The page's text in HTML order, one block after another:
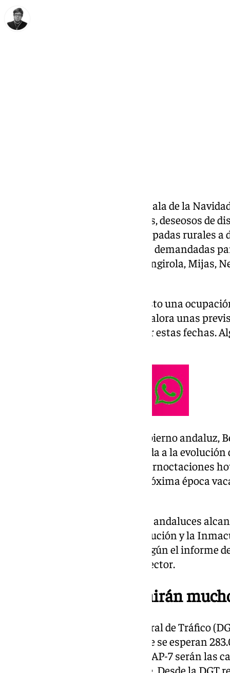
El puente de diciembre, la antesala de la
un aluvión de turistas estos días, deseosos de
actividades navideñas. Las escapadas rurales
o Ronda son algunos de los más demandadas
del Sol en localidades como Fuengirola, Mijas,
La Junta de Andalucía ha previsto una
malagueños, aunque el sector valora unas
bajas que las del año pasado por estas fechas.
El consejero de Turismo del Gobierno andaluz,
previsión para el puente, sumada a la
(con una subida del 5% en las pernoctaciones
hacen ser optimistas para la próxima época
Los establecimientos hoteleros andaluces
66,1% en el puente de la Constitución y la
diciembre y el domingo día 8, según el informe
de las expectativas del propio sector.
La A-7 y la AP-7 asumirán
Por otro lado, la Dirección General de Tráfico
especial para el puente en el que se esperan
provincia de Málaga. La A-7 y la AP-7 serán las
transitadas como de costumbre. Desde la DGT